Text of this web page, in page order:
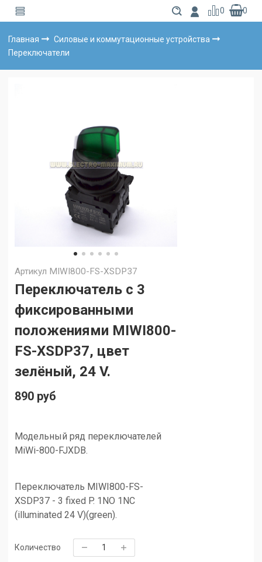
0 0
Главная
Силовые и коммутационные устройства
Переключатели
Артикул MIWI800-FS-XSDP37
Переключатель с 3
фиксированными
положениями MIWI800-
FS-XSDP37, цвет
зелёный, 24 V.
890 руб
Модельный ряд переключателей
MiWi-800-FJXDB.
Переключатель MIWI800-FS-
XSDP37 - 3 fixed P. 1NO 1NC
(illuminated 24 V)(green).
Количество